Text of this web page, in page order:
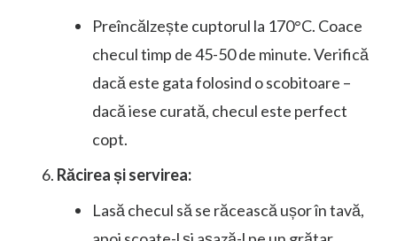
Preîncălzește cuptorul la 170°C. Coace
checul timp de 45-50 de minute. Verifică
dacă este gata folosind o scobitoare –
dacă iese curată, checul este perfect
copt.
Răcirea și servirea:
Lasă checul să se răcească ușor în tavă,